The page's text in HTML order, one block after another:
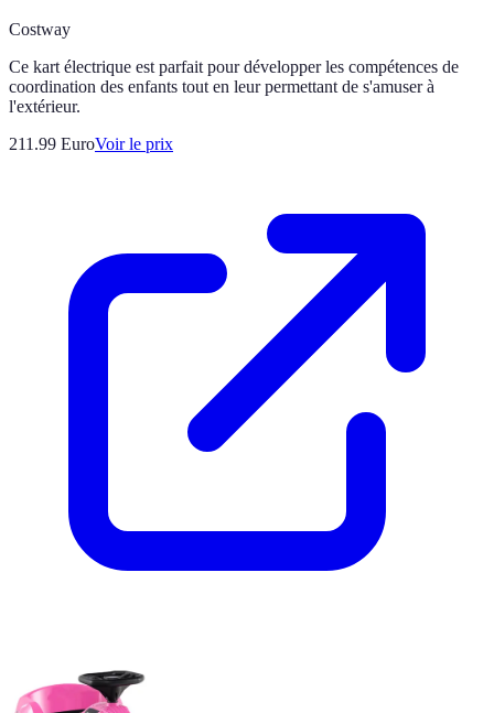
Costway
Ce kart électrique est parfait pour développer les compétences de
coordination des enfants tout en leur permettant de s'amuser à
l'extérieur.
211.99 EuroVoir le prix